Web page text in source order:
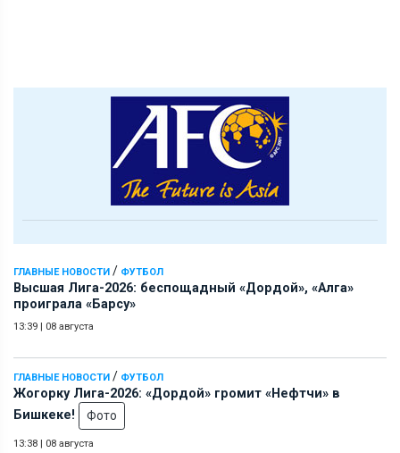
ГЛАВНЫЕ НОВОСТИ / ФУТБОЛ
Высшая Лига-2026: беспощадный «Дордой», «Алга»
проиграла «Барсу»
13:39 | 08 августа
ГЛАВНЫЕ НОВОСТИ / ФУТБОЛ
Жогорку Лига-2026: «Дордой» громит «Нефтчи» в
Бишкеке!
Фото
13:38 | 08 августа